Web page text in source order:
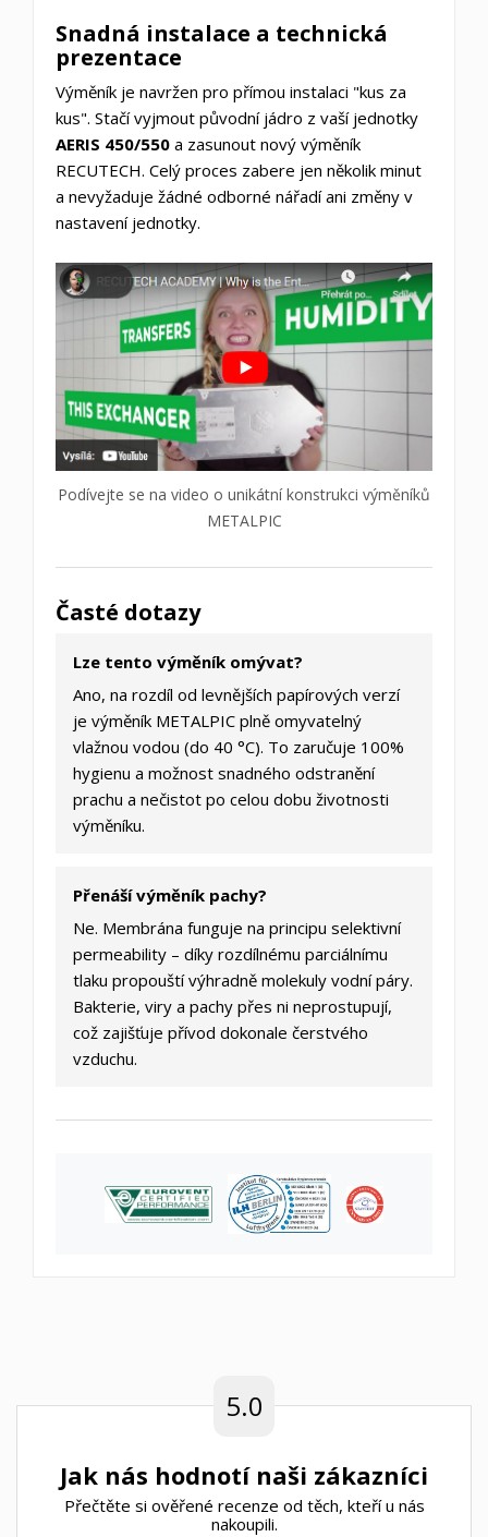
Snadná instalace a technická
prezentace
Výměník je navržen pro přímou instalaci "kus za
kus". Stačí vyjmout původní jádro z vaší jednotky
AERIS 450/550 a zasunout nový výměník
RECUTECH. Celý proces zabere jen několik minut
a nevyžaduje žádné odborné nářadí ani změny v
nastavení jednotky.
Podívejte se na video o unikátní konstrukci výměníků
METALPIC
Časté dotazy
Lze tento výměník omývat?
Ano, na rozdíl od levnějších papírových verzí
je výměník METALPIC plně omyvatelný
vlažnou vodou (do 40 °C). To zaručuje 100%
hygienu a možnost snadného odstranění
prachu a nečistot po celou dobu životnosti
výměníku.
Přenáší výměník pachy?
Ne. Membrána funguje na principu selektivní
permeability – díky rozdílnému parciálnímu
tlaku propouští výhradně molekuly vodní páry.
Bakterie, viry a pachy přes ni neprostupují,
což zajišťuje přívod dokonale čerstvého
vzduchu.
5.0
Jak nás hodnotí naši zákazníci
Přečtěte si ověřené recenze od těch, kteří u nás
nakoupili.